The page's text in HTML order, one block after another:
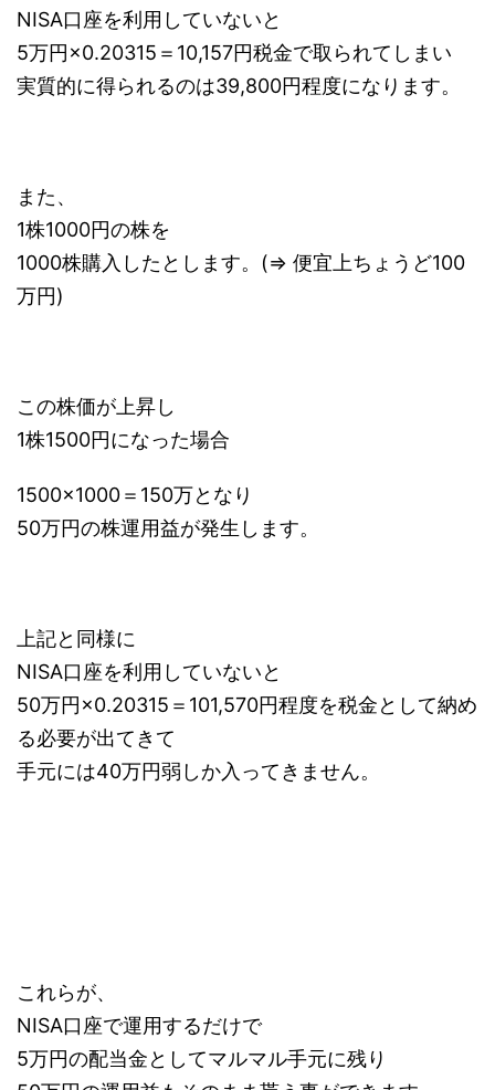
NISA口座を利用していないと
5万円×0.20315＝10,157円税金で取られてしまい
実質的に得られるのは39,800円程度になります。
また、
1株1000円の株を
1000株購入したとします。(⇒ 便宜上ちょうど100
万円)
この株価が上昇し
1株1500円になった場合
1500×1000＝150万となり
50万円の株運用益が発生します。
上記と同様に
NISA口座を利用していないと
50万円×0.20315＝101,570円程度を税金として納め
る必要が出てきて
手元には40万円弱しか入ってきません。
これらが、
NISA口座で運用するだけで
5万円の配当金としてマルマル手元に残り